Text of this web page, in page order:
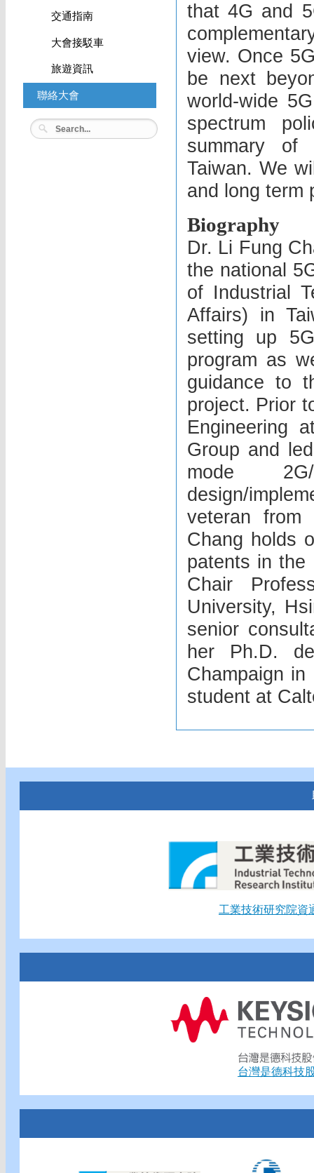
交通指南
大會接駁車
旅遊資訊
聯絡大會
that 4G and
view. Once
be next
world-wide
spectrum
summary of
Taiwan. We
and long term
Biography
Dr. Li Fung
the national
of Industrial
Affairs) in
setting up
program as
guidance to
project. Prior
Engineering
Group and
mode
design/
veteran from
Chang holds
patents in the
Chair
University,
senior
her Ph.D.
Champaign
student at
工業技術研究院資
台灣是德科技